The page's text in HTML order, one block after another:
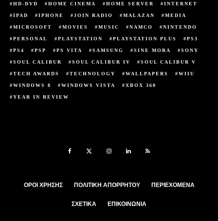
HD-DVD HOME CINEMA HOME SERVER INTERNET
IPAD IPHONE JOIN RADIO MALAZAN MEDIA
MICROSOFT MOVIES MUSIC NAMCO NINTENDO
PERSONAL PLAYSTATION PLAYSTATION PLUS PS3
PS4 PSP PS VITA SAMSUNG SINE MORA SONY
SOUL CALIBUR SOUL CALIBUR IV SOUL CALIBUR V
TECH AWARDS TECHNOLOGY WALLPAPERS WIIU
WINDOWS 8 WINDOWS VISTA XBOX 360
YEAR IN REVIEW
ΟΡΟΙ ΧΡΉΣΗΣ ΠΟΛΙΤΙΚΉ ΑΠΟΡΡΉΤΟΥ ΠΕΡΙΕΧΌΜΕΝΑ
ΣΧΕΤΙΚΆ ΕΠΙΚΟΙΝΩΝΊΑ